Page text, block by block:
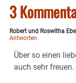
3
Robert und Roswitha
Antworten
Über so einen
auch sehr freuen.